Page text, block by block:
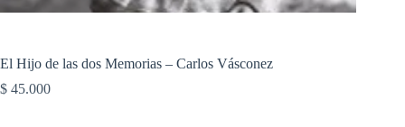
El Hijo de las dos Memorias – Carlos Vásconez
$ 45.000